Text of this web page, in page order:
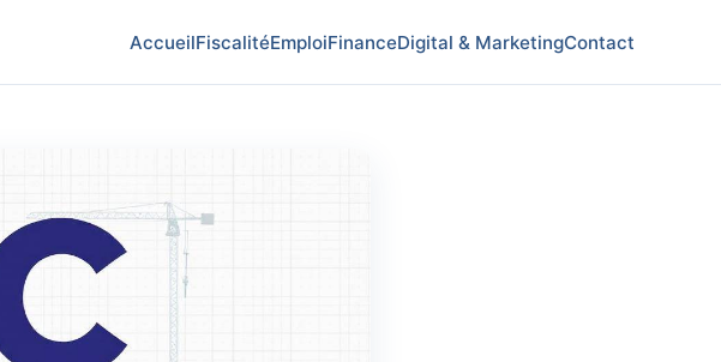
AccueilFiscalitéEmploiFinanceDigital & MarketingContact